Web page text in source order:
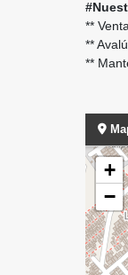
**
**
**
+
−